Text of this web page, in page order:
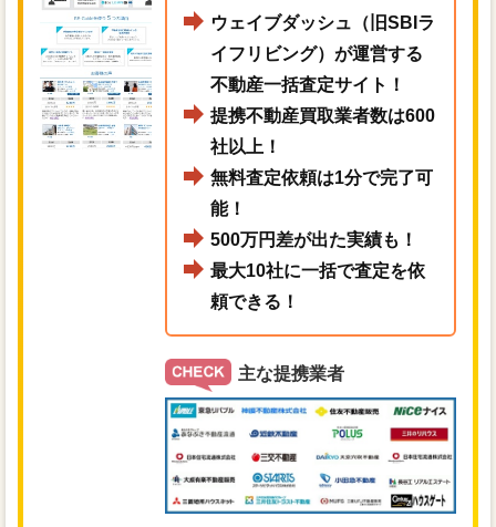
ウェイブダッシュ（旧SBIラ
イフリビング）が運営する
不動産一括査定サイト！
提携不動産買取業者数は600
社以上！
無料査定依頼は1分で完了可
能！
500万円差が出た実績も！
最大10社に一括で査定を依
頼できる！
主な提携業者